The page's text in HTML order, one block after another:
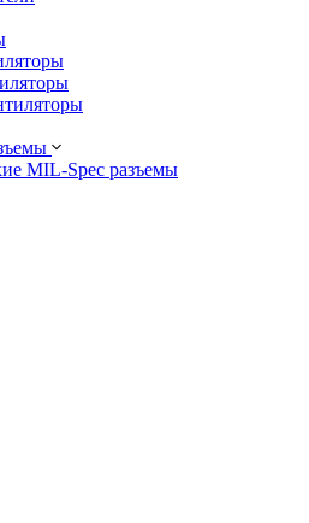
MIL-Spec разъемы